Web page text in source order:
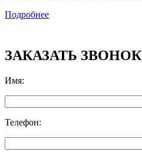
Подробнее
ЗАКАЗАТЬ ЗВОНОК
Имя:
Телефон: